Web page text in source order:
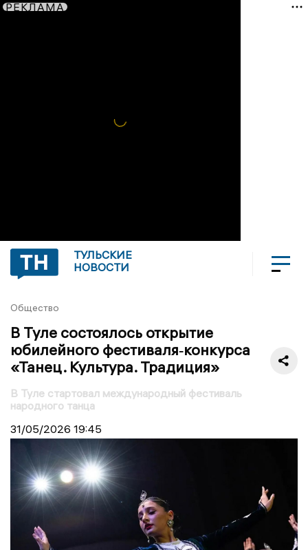
РЕКЛАМА
ТУЛЬСКИЕ
НОВОСТИ
Общество
В Туле состоялось открытие
юбилейного фестиваля‑конкурса
«Танец. Культура. Традиция»
В Туле стартовал международный фестиваль
народного танца
31/05/2026 19:45